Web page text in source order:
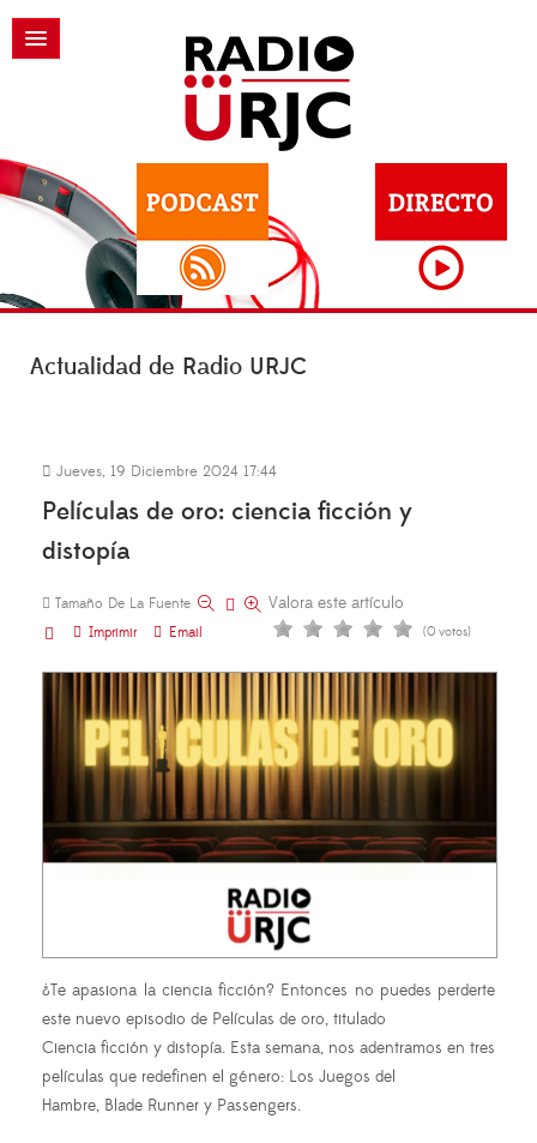
Actualidad de Radio URJC
Jueves, 19 Diciembre 2024 17:44
Películas de oro: ciencia ficción y
distopía
Tamaño De La Fuente
Imprimir
Email
Valora este artículo
(0 votos)
¿Te apasiona la ciencia ficción? Entonces no puedes perderte
este nuevo episodio de Películas de oro, titulado
Ciencia ficción y distopía. Esta semana, nos adentramos en tres
películas que redefinen el género: Los Juegos del
Hambre, Blade Runner y Passengers.